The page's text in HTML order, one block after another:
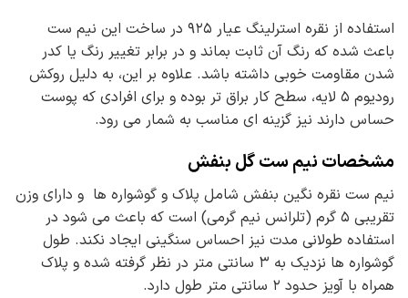
استفاده از نقره استرلینگ عیار ۹۲۵ در ساخت این نیم ست
باعث شده که رنگ آن ثابت بماند و در برابر تغییر رنگ یا کدر
شدن مقاومت خوبی داشته باشد. علاوه بر این، به دلیل روکش
رودیوم ۵ لایه، سطح کار براق تر بوده و برای افرادی که پوست
حساس دارند نیز گزینه ای مناسب به شمار می رود.
مشخصات نیم ست گل بنفش
نیم ست نقره نگین بنفش شامل پلاک و گوشواره ها و دارای وزن
تقریبی ۵ گرم (تلرانس نیم گرمی) است که باعث می شود در
استفاده طولانی مدت نیز احساس سنگینی ایجاد نکند. طول
گوشواره ها نزدیک به ۳ سانتی متر در نظر گرفته شده و پلاک
همراه با آویز حدود ۲ سانتی متر طول دارد.